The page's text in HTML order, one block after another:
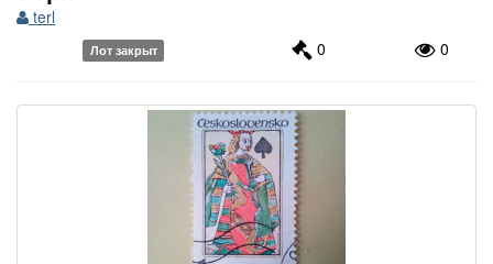
terl
Лот закрыт 0 0